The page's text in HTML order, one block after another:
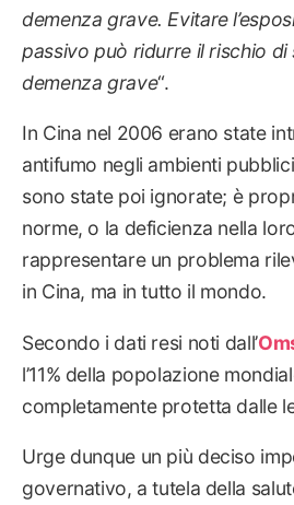
demenza grave. Evitare
passivo può ridurre il rischio di
demenza grave“.
In Cina nel 2006 erano state
antifumo negli ambienti
sono state poi ignorate; è
norme, o la deficienza nella
rappresentare un problema
in Cina, ma in tutto il mondo.
Secondo i dati resi noti dall’
l’11% della popolazione
completamente protetta dalle
Urge dunque un più deciso
governativo, a tutela della